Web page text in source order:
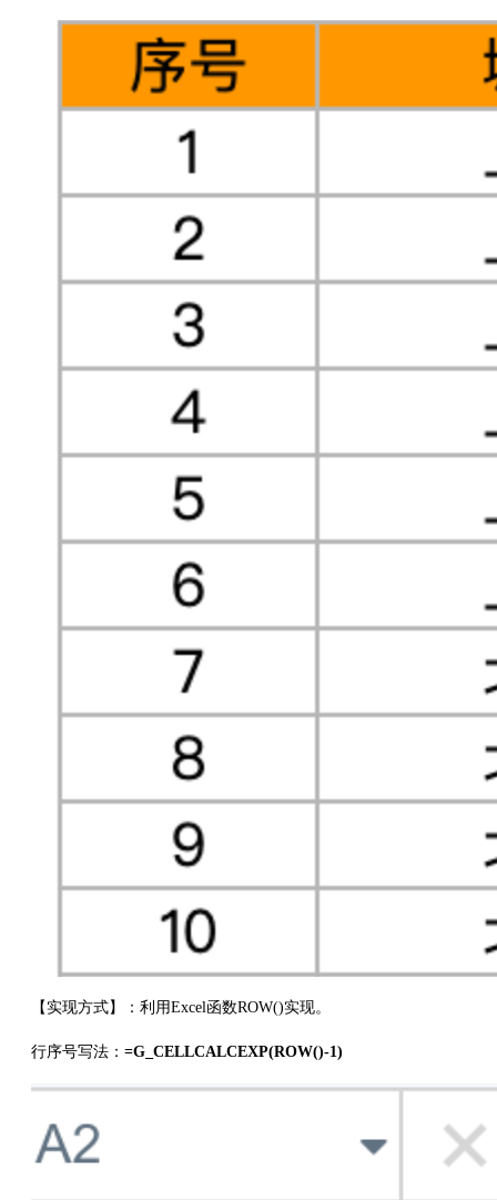
【实现方式】：利用Excel函数ROW()实现。
行序号写法： =G_CELLCALCEXP(ROW()-1)